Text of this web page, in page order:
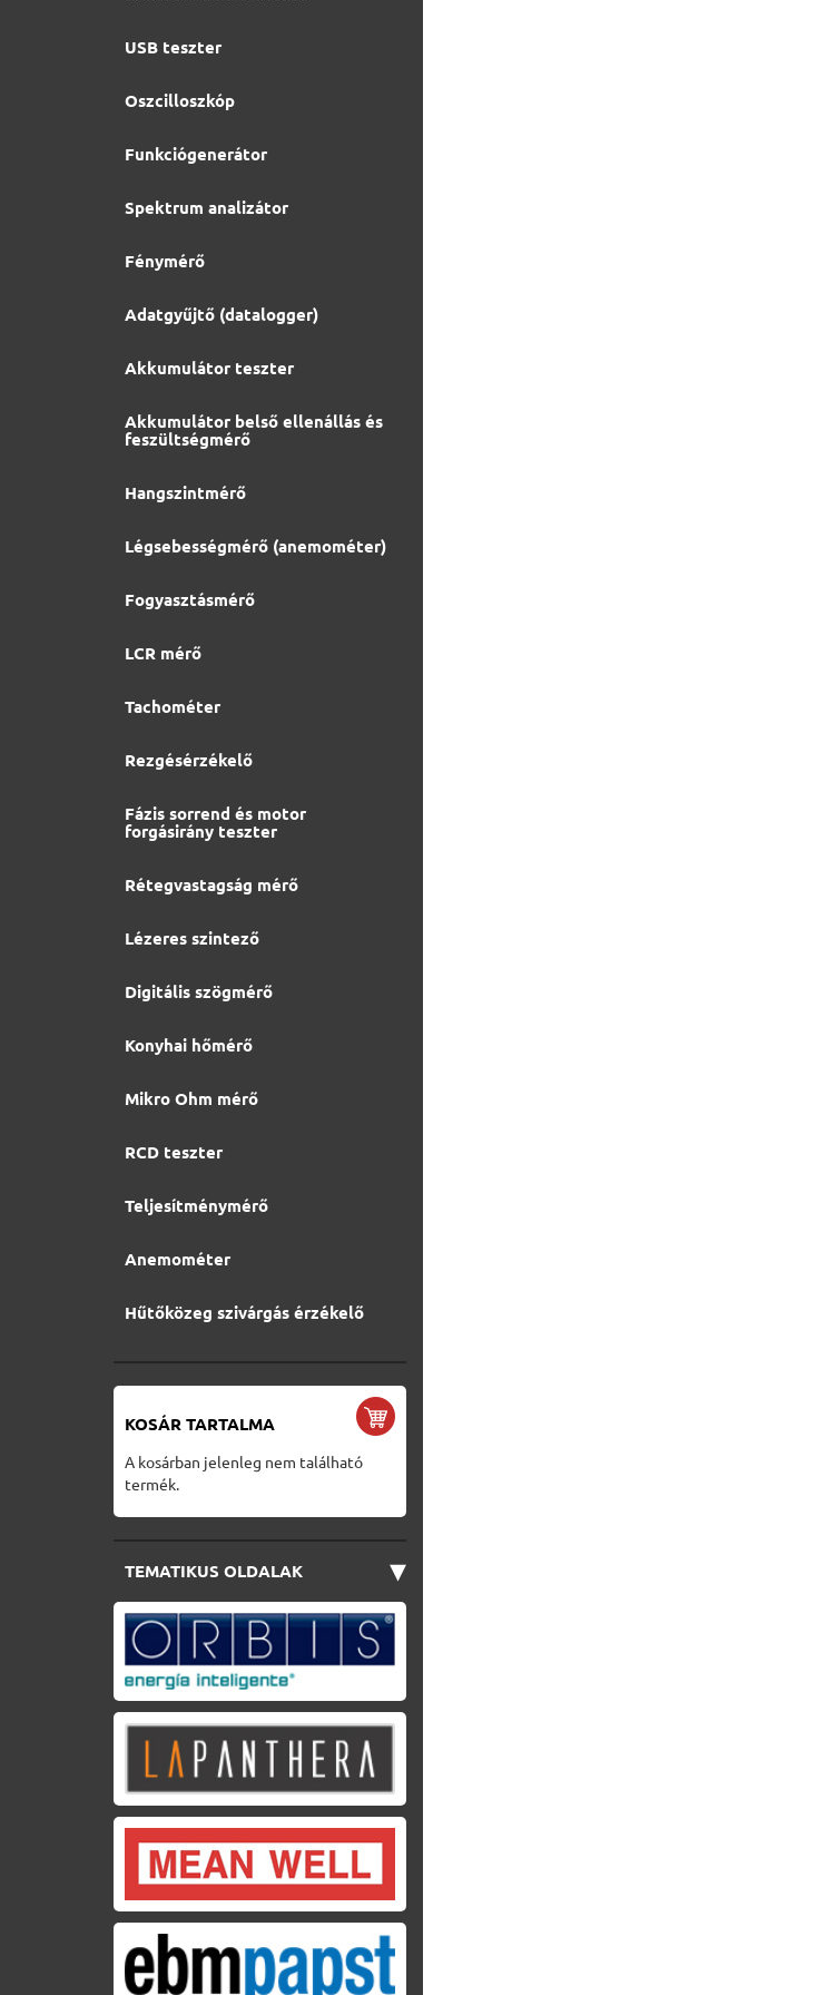
USB teszter
Oszcilloszkóp
Funkciógenerátor
Spektrum analizátor
Fénymérő
Adatgyűjtő (datalogger)
Akkumulátor teszter
Akkumulátor belső ellenállás és
feszültségmérő
Hangszintmérő
Légsebességmérő (anemométer)
Fogyasztásmérő
LCR mérő
Tachométer
Rezgésérzékelő
Fázis sorrend és motor
forgásirány teszter
Rétegvastagság mérő
Lézeres szintező
Digitális szögmérő
Konyhai hőmérő
Mikro Ohm mérő
RCD teszter
Teljesítménymérő
Anemométer
Hűtőközeg szivárgás érzékelő
KOSÁR TARTALMA
A kosárban jelenleg nem található
termék.
TEMATIKUS OLDALAK ▾